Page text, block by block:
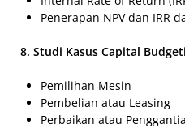
Penerapan NPV dan IRR
8. Studi Kasus Capital
Pemilihan Mesin
Pembelian atau Leasing
Perbaikan atau